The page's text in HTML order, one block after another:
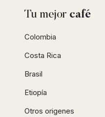
Tu mejor café
Colombia
Costa Rica
Brasil
Etiopía
Otros origenes